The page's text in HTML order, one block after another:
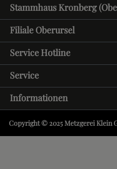
Filiale Oberursel
Stammhaus Kronberg
Service Hotline
Service
Informationen
Copyright © 2025 Metzgerei Klein